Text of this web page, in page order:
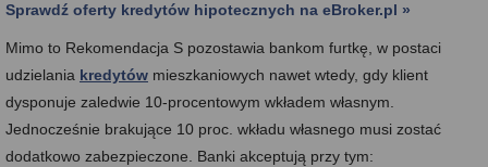
Sprawdź oferty kredytów hipotecznych na eBroker.pl »
Mimo to Rekomendacja S pozostawia bankom furtkę, w postaci
udzielania kredytów mieszkaniowych nawet wtedy, gdy klient
dysponuje zaledwie 10-procentowym wkładem własnym.
Jednocześnie brakujące 10 proc. wkładu własnego musi zostać
dodatkowo zabezpieczone. Banki akceptują przy tym: